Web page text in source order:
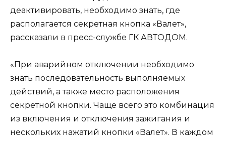
деактивировать, необходимо знать, где
располагается секретная кнопка «Валет»,
рассказали в пресс-службе ГК АВТОДОМ.
«При аварийном отключении необходимо
знать последовательность выполняемых
действий, а также место расположения
секретной кнопки. Чаще всего это комбинация
из включения и отключения зажигания и
нескольких нажатий кнопки «Валет». В каждом